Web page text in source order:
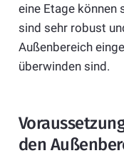
eine Etage können
sind sehr robust
Außenbereich
überwinden sind.
den